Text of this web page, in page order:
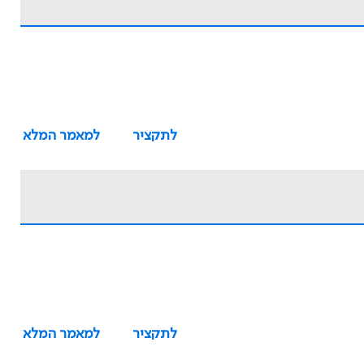
לתקציר למאמר המלא
לתקציר למאמר המלא